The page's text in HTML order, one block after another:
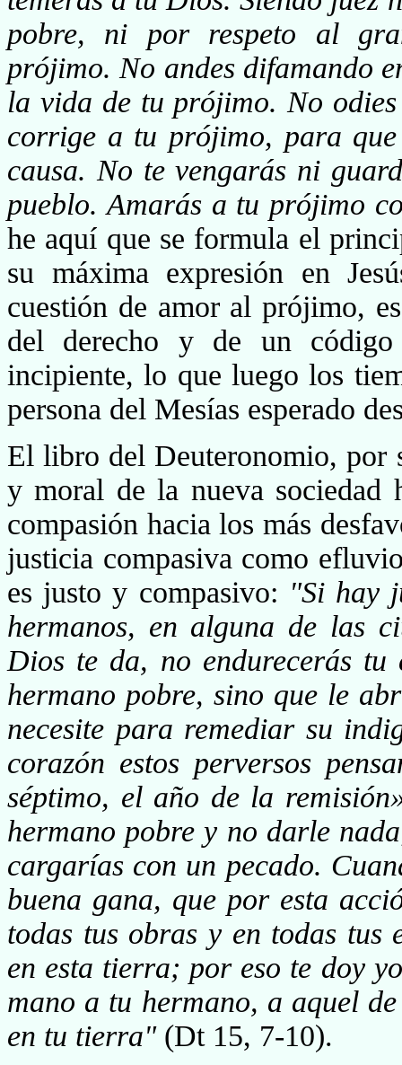
pobre, ni por respeto al
prójimo. No andes difamando
la vida de tu prójimo. No
corrige a tu prójimo, para
causa. No te vengarás ni
pueblo. Amarás a tu prójimo
he aquí que se formula el
su máxima expresión en
cuestión de amor al prójimo,
del derecho y de un
incipiente, lo que luego los
persona del Mesías esperado
El libro del Deuteronomio, por
y moral de la nue­va sociedad
compasión hacia los más
justicia compasiva como
es justo y compasivo: "Si hay
hermanos, en alguna de las
Dios te da, no endurecerás
hermano pobre, sino que le
necesite para remediar su
corazón estos perversos
séptimo, el año de la
hermano pobre y no darle
cargarías con un pecado.
buena gana, que por esta
todas tus obras y en todas tus
en esta tierra; por eso te doy
mano a tu hermano, a aquel
en tu tierra" (Dt 15, 7-10).